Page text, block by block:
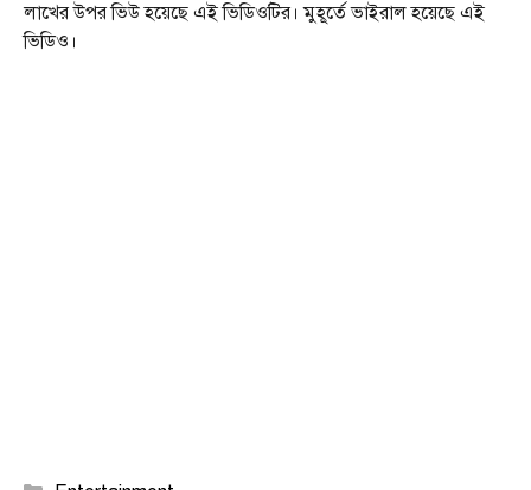
লাখের উপর ভিউ হয়েছে এই ভিডিওটির। মুহূর্তে ভাইরাল হয়েছে এই
ভিডিও।